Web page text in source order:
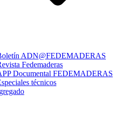
ADN@FEDEMADERAS
Fedemaderas
Documental FEDEMADERAS
técnicos